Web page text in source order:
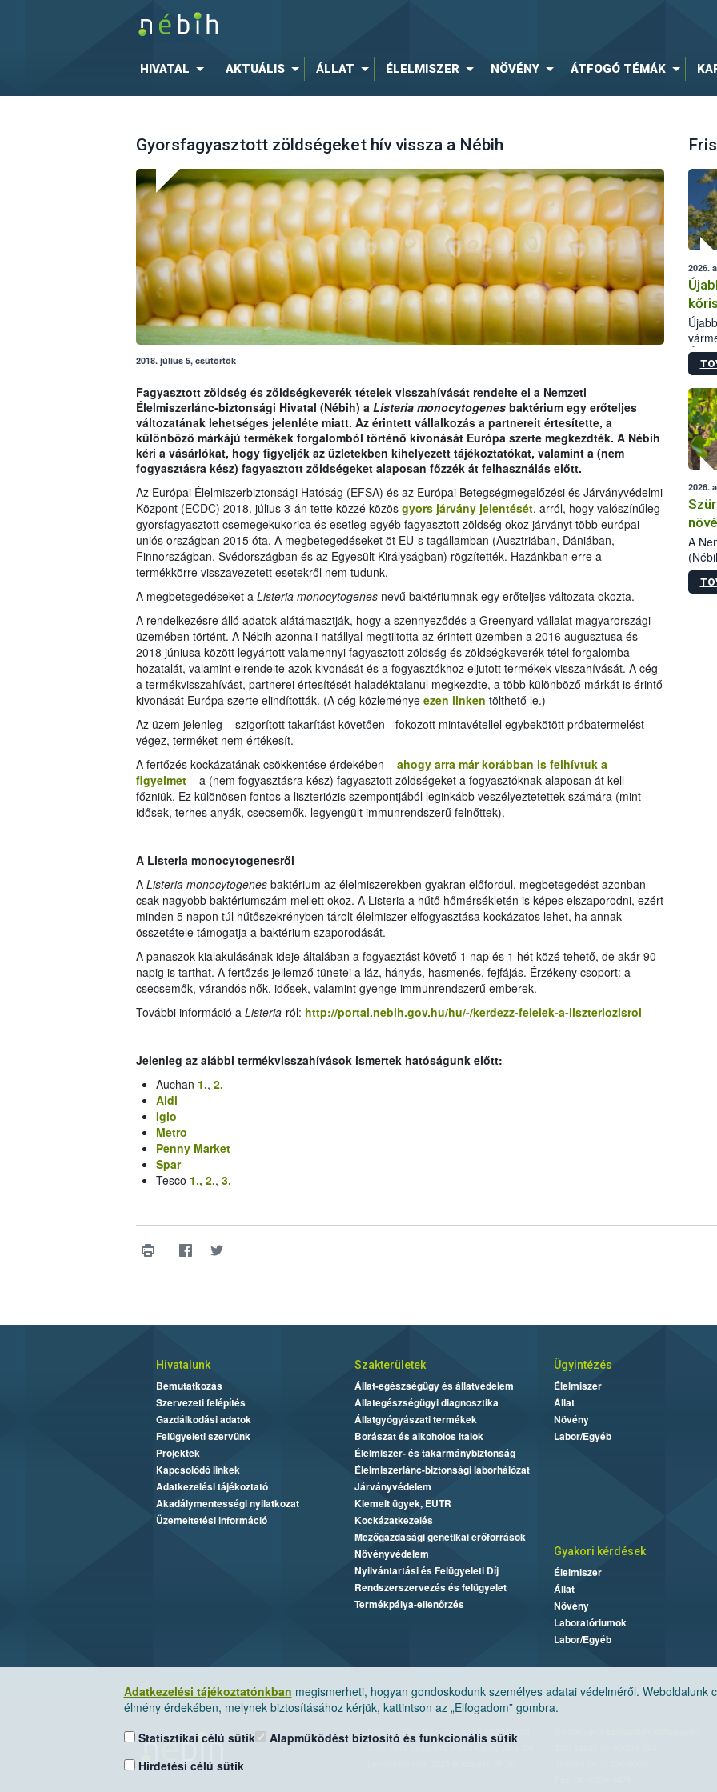
HIVATAL AKTUÁLIS ÁLLAT ÉLELMISZER NÖVÉNY ÁTFOGÓ TÉMÁK
Gyorsfagyasztott zöldségeket hív vissza a Nébih
2018. július 5, csütörtök
Fagyasztott zöldség és zöldségkeverék tételek visszahívását rendelte el a Nemzeti
Élelmiszerlánc-biztonsági Hivatal (Nébih) a Listeria monocytogenesbaktérium egy erőteljes
változatának lehetséges jelenléte miatt. Az érintett vállalkozás a partnereit értesítette, a
különböző márkájú termékek forgalomból történő kivonását Európa szerte megkezdték. A Nébih
kéri a vásárlókat, hogy figyeljék az üzletekben kihelyezett tájékoztatókat, valamint a (nem
fogyasztásra kész) fagyasztott zöldségeket alaposan főzzék át felhasználás előtt.
Az Európai Élelmiszerbiztonsági Hatóság (EFSA) és az Európai Betegségmegelőzési és Járványvédelmi
Központ (ECDC) 2018. július 3-án tette közzé közös gyors járvány jelentését, arról, hogy valószínűleg
gyorsfagyasztott csemegekukorica és esetleg egyéb fagyasztott zöldség okoz járványt több európai
uniós országban 2015 óta. A megbetegedéseket öt EU-s tagállamban (Ausztriában, Dániában,
Finnországban, Svédországban és az Egyesült Királyságban) rögzítették. Hazánkban erre a
termékkörre visszavezetett esetekről nem tudunk.
A megbetegedéseket a Listeria monocytogenesnevű baktériumnak egy erőteljes változata okozta.
A rendelkezésre álló adatok alátámasztják, hogy a szennyeződés a Greenyard vállalat magyarországi
üzemében történt. A Nébih azonnali hatállyal megtiltotta az érintett üzemben a 2016 augusztusa és
2018 júniusa között legyártott valamennyi fagyasztott zöldség és zöldségkeverék tétel forgalomba
hozatalát, valamint elrendelte azok kivonását és a fogyasztókhoz eljutott termékek visszahívását. A cég
a termékvisszahívást, partnerei értesítését haladéktalanul megkezdte, a több különböző márkát is érintő
kivonását Európa szerte elindították. (A cég közleménye ezen linken tölthető le.)
Az üzem jelenleg – szigorított takarítást követően - fokozott mintavétellel egybekötött próbatermelést
végez, terméket nem értékesít.
A fertőzés kockázatának csökkentése érdekében – ahogy arra már korábban is felhívtuk a
figyelmet– a (nem fogyasztásra kész) fagyasztott zöldségeket a fogyasztóknak alaposan át kell
főzniük. Ez különösen fontos a liszteriózis szempontjából leginkább veszélyeztetettek számára (mint
idősek, terhes anyák, csecsemők, legyengült immunrendszerű felnőttek).
A Listeria monocytogenesről
A Listeria monocytogenesbaktérium az élelmiszerekben gyakran előfordul, megbetegedést azonban
csak nagyobb baktériumszám mellett okoz. A Listeria a hűtő hőmérsékletén is képes elszaporodni, ezért
minden 5 napon túl hűtőszekrényben tárolt élelmiszer elfogyasztása kockázatos lehet, ha annak
összetétele támogatja a baktérium szaporodását.
A panaszok kialakulásának ideje általában a fogyasztást követő 1 nap és 1 hét közé tehető, de akár 90
napig is tarthat. A fertőzés jellemző tünetei a láz, hányás, hasmenés, fejfájás. Érzékeny csoport: a
csecsemők, várandós nők, idősek, valamint gyenge immunrendszerű emberek.
További információ a Listeria-ról: http://portal.nebih.gov.hu/hu/-/kerdezz-felelek-a-liszteriozisrol
Jelenleg az alábbi termékvisszahívások ismertek hatóságunk előtt:
Auchan 1., 2.
Aldi
Iglo
Metro
Penny Market
Spar
Tesco 1., 2., 3.
2026.
2026.
A
Adatkezelési tájékoztatónkban megismerheti, hogyan gondoskodunk személyes adatai védelméről. Weboldalunk
élmény érdekében, melynek biztosításához kérjük, kattintson az „Elfogadom” gombra.
Statisztikai célú sütik
Hirdetési célú sütik
Alapműködést biztosító és funkcionális sütik
Hivatalunk
Bemutatkozás
Szervezeti felépítés
Gazdálkodási adatok
Felügyeleti szervünk
Projektek
Kapcsolódó linkek
Adatkezelési tájékoztató
Akadálymentességi nyilatkozat
Üzemeltetési információ
Szakterületek
Állat-egészségügy és állatvédelem
Állategészségügyi diagnosztika
Állatgyógyászati termékek
Borászat és alkoholos italok
Élelmiszer- és takarmánybiztonság
Élelmiszerlánc-biztonsági laborhálózat
Járványvédelem
Kiemelt ügyek, EUTR
Kockázatkezelés
Mezőgazdasági genetikai erőforrások
Növényvédelem
Nyilvántartási és Felügyeleti Díj
Rendszerszervezés és felügyelet
Termékpálya-ellenőrzés
Ügyintézés
Élelmiszer
Állat
Növény
Labor/Egyéb
Gyakori kérdések
Élelmiszer
Állat
Növény
Laboratóriumok
Labor/Egyéb
Nemzeti Élelmiszerlánc-biztonsági Hivatal